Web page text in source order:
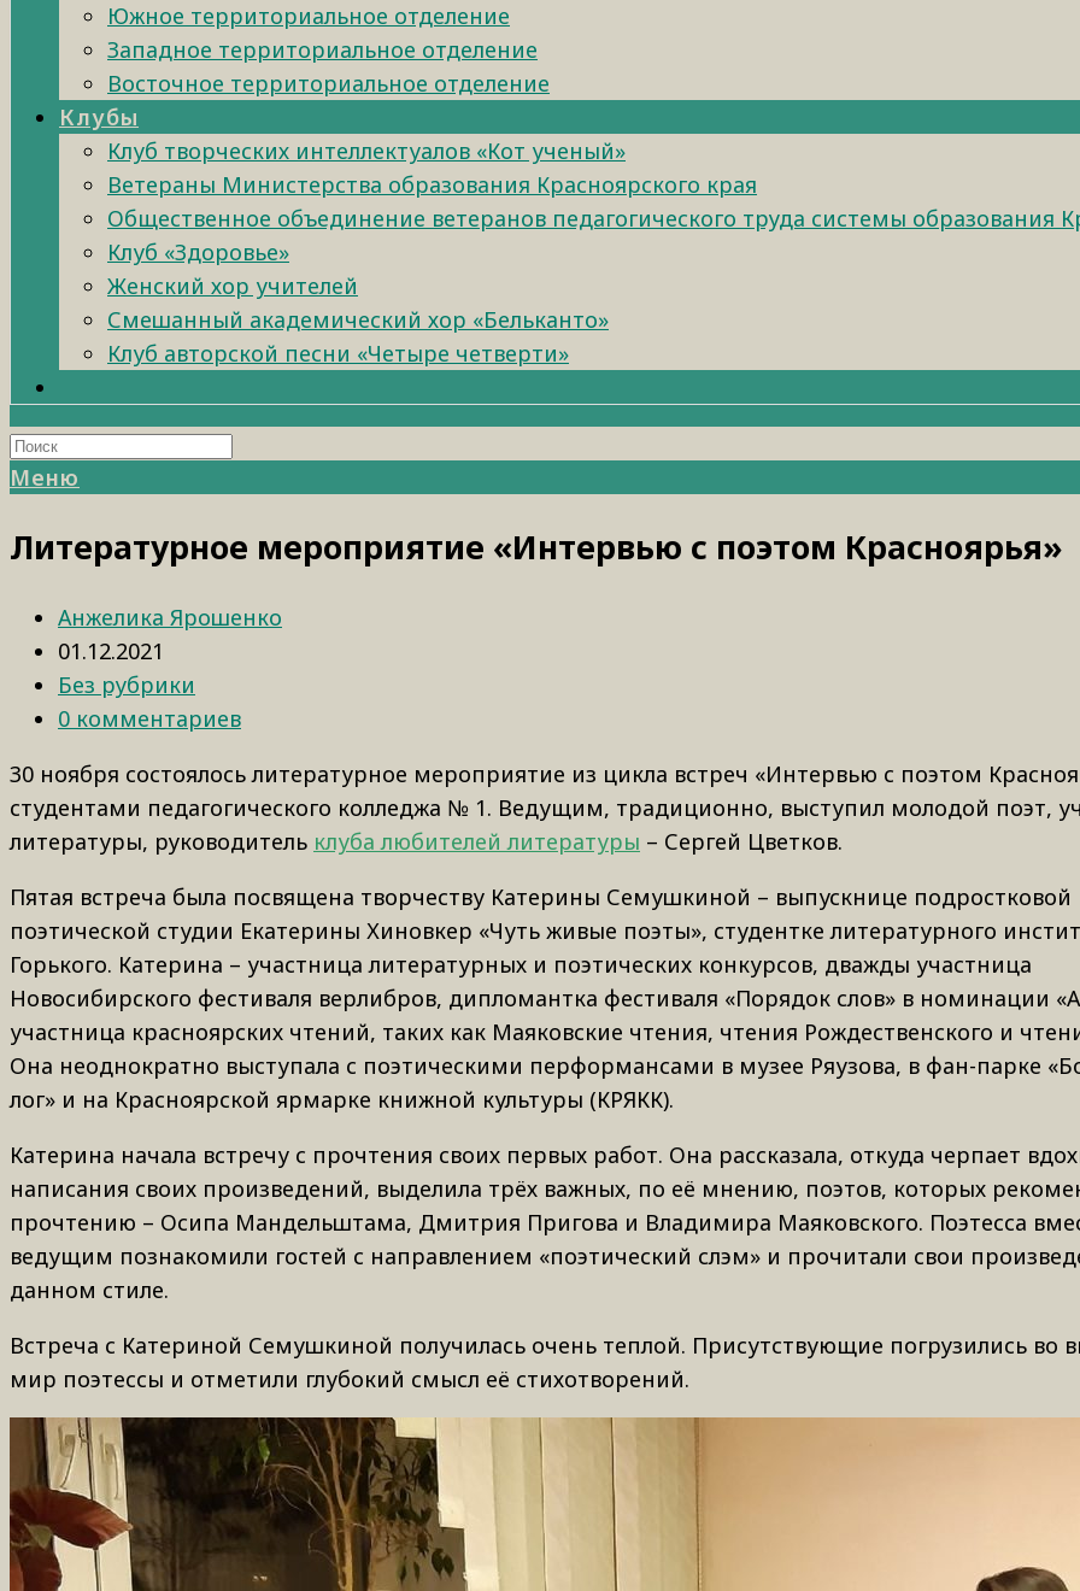
Южное территориальное отделение
Западное территориальное отделение
Восточное территориальное отделение
Клубы
Клуб творческих интеллектуалов «Кот ученый»
Ветераны Министерства образования Красноярского края
Общественное объединение ветеранов педагогического труда системы образования
Клуб «Здоровье»
Женский хор учителей
Смешанный академический хор «Бельканто»
Клуб авторской песни «Четыре четверти»
Меню
Литературное мероприятие «Интервью с поэтом Красноярья»
Анжелика Ярошенко
01.12.2021
Без рубрики
0 комментариев
30 ноября состоялось литературное мероприятие из цикла встреч «Интервью с поэтом
студентами педагогического колледжа № 1. Ведущим, традиционно, выступил молодой поэт,
литературы, руководитель клуба любителей литературы – Сергей Цветков.
Пятая встреча была посвящена творчеству Катерины Семушкиной – выпускнице подростковой
поэтической студии Екатерины Хиновкер «Чуть живые поэты», студентке литературного
Горького. Катерина – участница литературных и поэтических конкурсов, дважды участница
Новосибирского фестиваля верлибров, дипломантка фестиваля «Порядок слов» в номинации
участница красноярских чтений, таких как Маяковские чтения, чтения Рождественского и
Она неоднократно выступала с поэтическими перформансами в музее Ряузова, в фан-парке
лог» и на Красноярской ярмарке книжной культуры (КРЯКК).
Катерина начала встречу с прочтения своих первых работ. Она рассказала, откуда черпает
написания своих произведений, выделила трёх важных, по её мнению, поэтов, которых
прочтению – Осипа Мандельштама, Дмитрия Пригова и Владимира Маяковского. Поэтесса
ведущим познакомили гостей с направлением «поэтический слэм» и прочитали свои
данном стиле.
Встреча с Катериной Семушкиной получилась очень теплой. Присутствующие погрузились во
мир поэтессы и отметили глубокий смысл её стихотворений.